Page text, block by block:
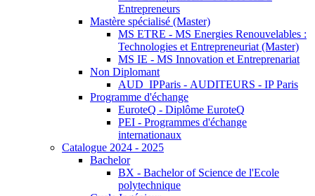
Entrepreneurs
Mastère spécialisé (Master)
MS ETRE - MS Energies Renouvelables :
Technologies et Entrepreneuriat (Master)
MS IE - MS Innovation et Entreprenariat
Non Diplomant
AUD_IPParis - AUDITEURS - IP Paris
Programme d'échange
EuroteQ - Diplôme EuroteQ
PEI - Programmes d'échange
internationaux
Catalogue 2024 - 2025
Bachelor
BX - Bachelor of Science de l'Ecole
polytechnique